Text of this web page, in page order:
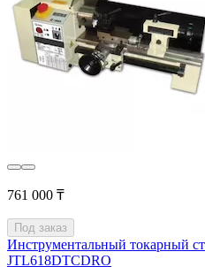
761 000 ₸
Под заказ
Инструментальный токарный
JTL618DTCDRO